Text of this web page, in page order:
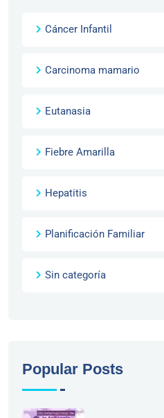
Cáncer Infantil
Carcinoma mamario
Eutanasia
Fiebre Amarilla
Hepatitis
Planificación Familiar
Sin categoría
Popular Posts